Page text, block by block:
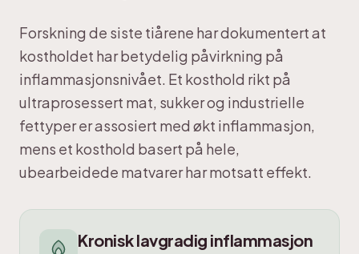
Forskning de siste tiårene har dokumentert at
kostholdet har betydelig påvirkning på
inflammasjonsnivået. Et kosthold rikt på
ultraprosessert mat, sukker og industrielle
fettyper er assosiert med økt inflammasjon,
mens et kosthold basert på hele,
ubearbeidede matvarer har motsatt effekt.
Kronisk lavgradig inflammasjon